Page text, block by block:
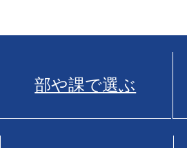
部や課で選ぶ